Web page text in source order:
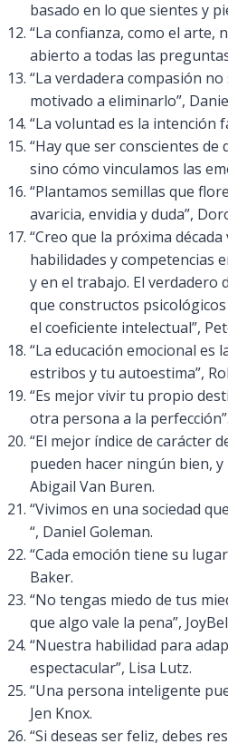
basado en lo que sientes y
“La confianza, como el arte,
abierto a todas las
“La verdadera compasión
motivado a eliminarlo”,
“La voluntad es la intención
“Hay que ser conscientes
sino cómo vinculamos las
“Plantamos semillas que
avaricia, envidia y duda”,
“Creo que la próxima
habilidades y competencias
y en el trabajo. El verdadero
que constructos
el coeficiente intelectual”,
“La educación emocional es
estribos y tu autoestima”,
“Es mejor vivir tu propio
otra persona a la perfección”.
“El mejor índice de carácter
pueden hacer ningún bien,
Abigail Van Buren.
“Vivimos en una sociedad
“, Daniel Goleman.
“Cada emoción tiene su
Baker.
“No tengas miedo de tus
que algo vale la pena”,
“Nuestra habilidad para
espectacular”, Lisa Lutz.
“Una persona inteligente
Jen Knox.
“Si deseas ser feliz, debes